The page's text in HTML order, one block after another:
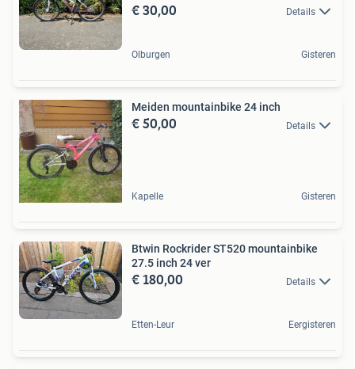
€ 30,00 Details
Olburgen Gisteren
Meiden mountainbike 24 inch
€ 50,00 Details
Kapelle Gisteren
Btwin Rockrider ST520 mountainbike
27.5 inch 24 ver
€ 180,00 Details
Etten-Leur Eergisteren